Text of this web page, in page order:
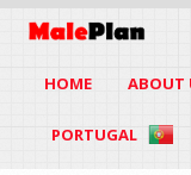
HOME ABOUT
PORTUGAL